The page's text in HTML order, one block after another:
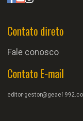
Contato direto
Fale conosco
Contato E-mail
editor-